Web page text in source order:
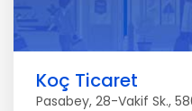
Koç Ticaret
Pasabey, 28-Vakif Sk.,